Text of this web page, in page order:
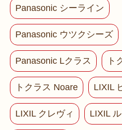
Panasonic シーライン
Panasonic ウツクシーズ
Panasonic Lクラス ト
トクラス Noare LIXIL
LIXIL クレヴィ LIXIL